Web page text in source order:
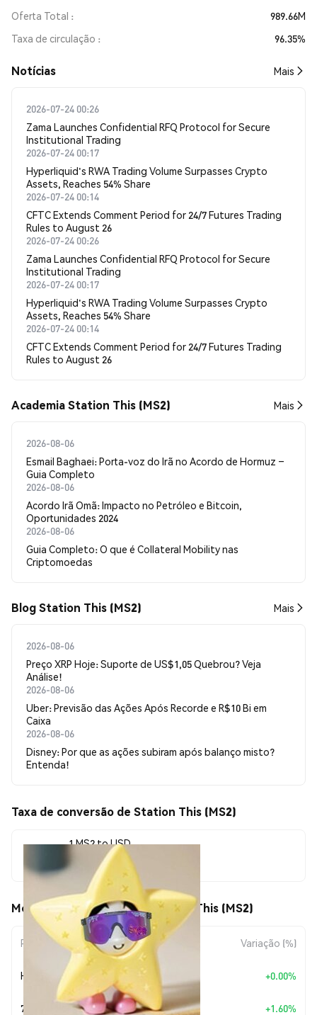
Oferta Total
989.66M
Taxa de circulação
96.35%
​​Notícias​​ Mais
2026-07-24 00:26
Zama Launches Confidential RFQ Protocol for Secure
Institutional Trading
2026-07-24 00:17
Hyperliquid's RWA Trading Volume Surpasses Crypto
Assets, Reaches 54% Share
2026-07-24 00:14
CFTC Extends Comment Period for 24/7 Futures Trading
Rules to August 26
2026-07-24 00:26
Zama Launches Confidential RFQ Protocol for Secure
Institutional Trading
2026-07-24 00:17
Hyperliquid's RWA Trading Volume Surpasses Crypto
Assets, Reaches 54% Share
2026-07-24 00:14
CFTC Extends Comment Period for 24/7 Futures Trading
Rules to August 26
Academia Station This (MS2) Mais
2026-08-06
Esmail Baghaei: Porta-voz do Irã no Acordo de Hormuz –
Guia Completo
2026-08-06
Acordo Irã Omã: Impacto no Petróleo e Bitcoin,
Oportunidades 2024
2026-08-06
Guia Completo: O que é Collateral Mobility nas
Criptomoedas
Blog Station This (MS2) Mais
2026-08-06
Preço XRP Hoje: Suporte de US$1,05 Quebrou? Veja
Análise!
2026-08-06
Uber: Previsão das Ações Após Recorde e R$10 Bi em
Caixa
2026-08-06
Disney: Por que as ações subiram após balanço misto?
Entenda!
Taxa de conversão de Station This (MS2)
1 MS2 to USD
$0.00002403
Movimentos de preço de Station This (MS2)
Período Variação do Valor Variação (%)
Hoje +$0.00 +0.00%
7 Dias +$0.00000038 +1.60%